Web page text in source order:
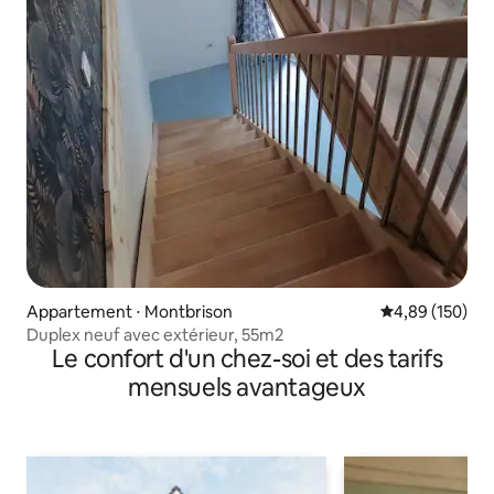
Appartement ⋅ Montbrison Évaluation
4,89 (150)
Duplex neuf avec extérieur, 55m2
Le confort d'un chez-soi et des tarifs
mensuels avantageux